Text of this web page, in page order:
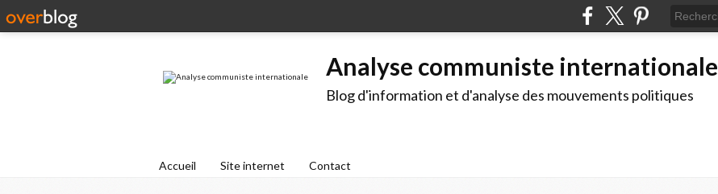
Analyse communiste internationale
Blog d'information et d'analyse des mouvements politiques
Accueil Site internet Contact